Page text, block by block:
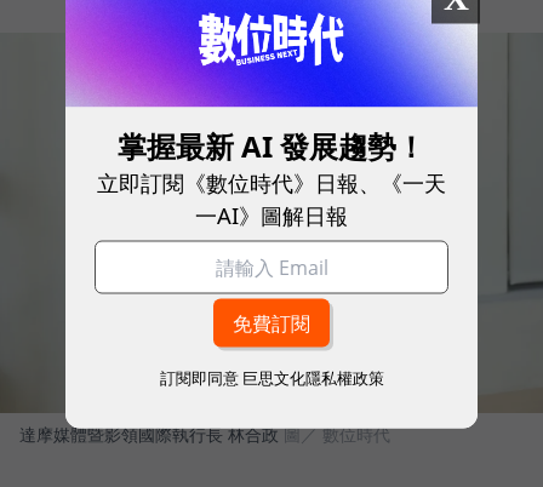
達摩媒體暨影領國際執行長 林合政 圖／ 數位時代
掌握最新 AI 發展趨勢！
立即訂閱《數位時代》日報、《一天
一AI》圖解日報
訂閱即同意 巨思文化隱私權政策